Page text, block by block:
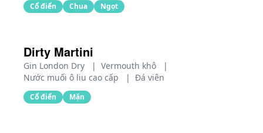
Cổ điển Chua Ngọt
Dirty Martini
Gin London Dry | Vermouth khô
|
Nước muối ô liu cao cấp
| Đá viên
Cổ điển Mặn